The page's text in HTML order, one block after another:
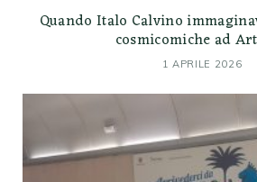
Quando Italo Calvino
cosmicomiche ad
1 APRILE 2026